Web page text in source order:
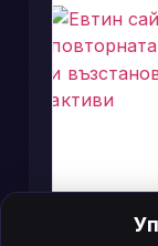
Колко